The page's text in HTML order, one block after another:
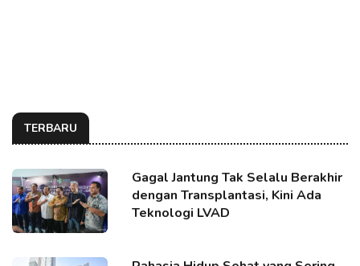
TERBARU
Gagal Jantung Tak Selalu Berakhir
dengan Transplantasi, Kini Ada
Teknologi LVAD